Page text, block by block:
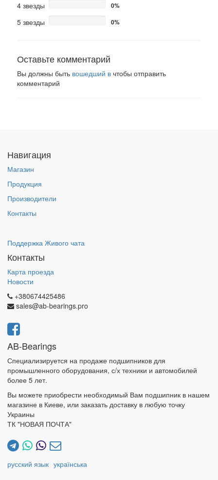
4 звезды 0%
5 звезды 0%
Оставьте комментарий
Вы должны быть вошедший в чтобы отправить
комментарий
Навигация
Магазин
Продукция
Производители
Контакты
Поддержка Живого чата
Контакты
Карта проезда
Новости
+380674425486
sales@ab-bearings.pro
AB-Bearings
Специализируется на продаже подшипников для
промышленного оборудования, с/х техники и автомобилей
более 5 лет.
Вы можете приобрести необходимый Вам подшипник в нашем
магазине в Киеве, или заказать доставку в любую точку
Украины
ТК "НОВАЯ ПОЧТА"
русский язык українська